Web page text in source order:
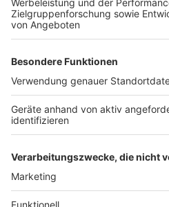
Rhein-Erft-Kreis Aktionen, um
aufmerksam zu machen, zum
Motto „Volle Fahrt gegen
Kreis, am Donnerstag macht
und am Freitag in Frechen
demonstrieren am
Frauen mit dem
Nacht!“.
Anzeige